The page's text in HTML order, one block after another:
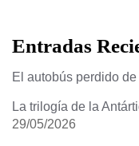
Entradas
El autobús perdido
La trilogía de la
29/05/2026